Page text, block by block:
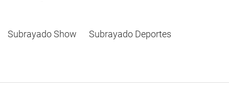
Subrayado Show Subrayado Deportes